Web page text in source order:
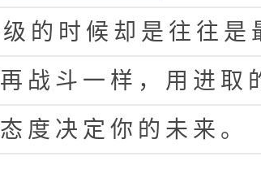
级 的 时 候 却 是 往 往 是
再 战 斗 一 样 ， 用 进 取
态 度 决 定 你 的 未 来 。